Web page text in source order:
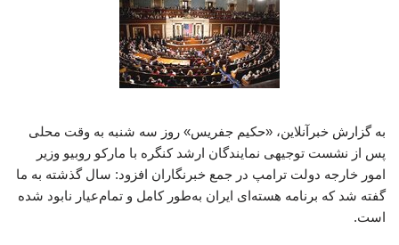
به گزارش خبرآنلاین، «حکیم جفریس» روز سه شنبه به وقت محلی
پس از نشست توجیهی نمایندگان ارشد کنگره با مارکو روبیو وزیر
امور خارجه دولت ترامپ در جمع خبرنگاران افزود: سال گذشته به ما
گفته شد که برنامه هسته‌ای ایران به‌طور کامل و تمام‌عیار نابود شده
است.